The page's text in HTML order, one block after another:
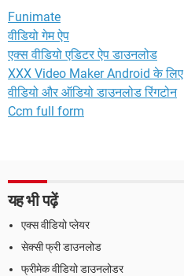
Funimate
वीडियो गेम ऐप
एक्स वीडियो एडिटर ऐप डाउनलोड
XXX Video Maker Android के लिए
वीडियो और ऑडियो डाउनलोड रिंगटोन
Ccm full form
यह भी पढ़ें
एक्स वीडियो प्लेयर
सेक्सी फ्री डाउनलोड
फ्रीमेक वीडियो डाउनलोडर